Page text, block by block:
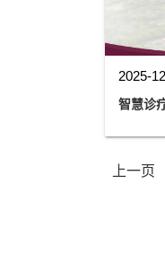
2025-
智慧诊
上一页